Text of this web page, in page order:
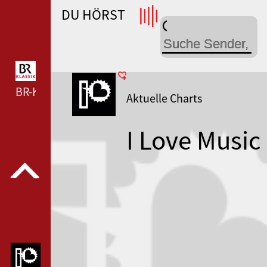
WDR 4 --- WDR 4 ---
BR-KLASSIK --- BR-KLASSIK ---
DU HÖRST
Aktuelle Charts
I Love Music
I Love Hits